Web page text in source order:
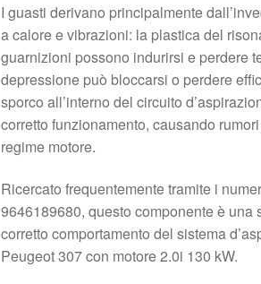
I guasti derivano principalmente
a calore e vibrazioni: la plastica del
guarnizioni possono indurirsi e perdere
depressione può bloccarsi o perdere
sporco all’interno del circuito
corretto funzionamento, causando
regime motore.
Ricercato frequentemente tramite i
9646189680, questo componente è una
corretto comportamento del sistema
Peugeot 307 con motore 2.0i 130 kW.